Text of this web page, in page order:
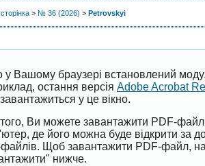
> № 36 (2026) > Petrovskyi
у Вашому браузері встановлений
остання версія Adobe Acrobat
у це вікно.
того, Ви можете завантажити PDF-
де його можна буде відкрити за
Щоб завантажити PDF-файл,
нижче.